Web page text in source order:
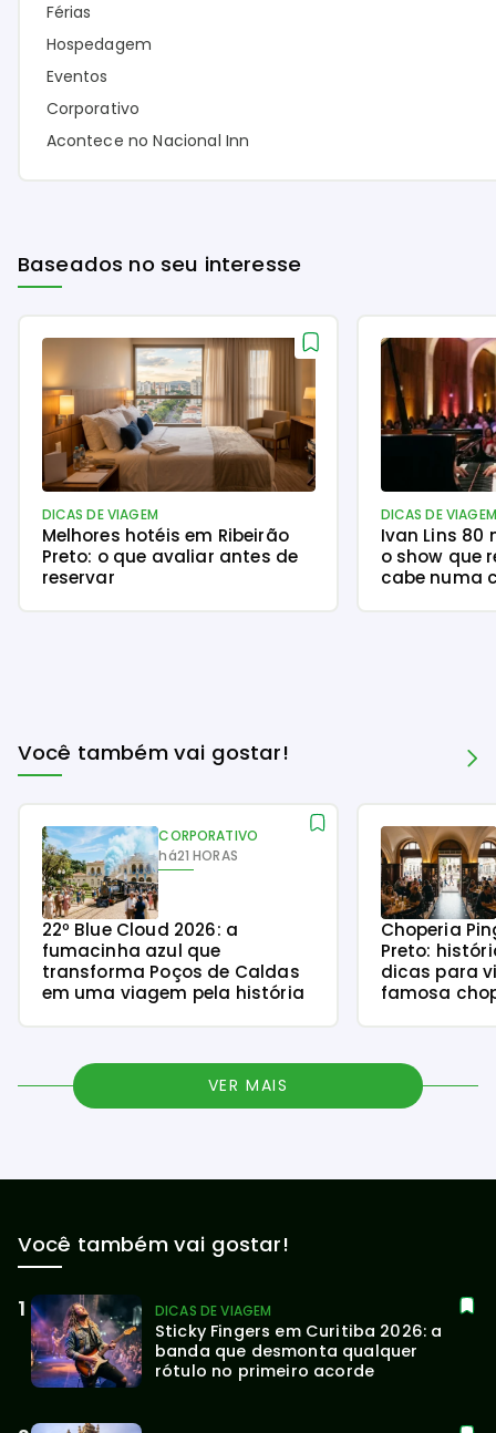
Férias
Hospedagem
Eventos
Corporativo
Acontece no Nacional Inn
Baseados no seu interesse
DICAS DE VIAGEM
Melhores hotéis em Ribeirão
Preto: o que avaliar antes de
reservar
DICAS DE VIAGEM
Ivan Lins 80
o show que
cabe numa
Você também vai gostar!
CORPORATIVO
há21 HORAS
22º Blue Cloud 2026: a
fumacinha azul que
transforma Poços de Caldas
em uma viagem pela história
Choperia
Preto:
dicas para
famosa
VER MAIS
Você também vai gostar!
DICAS DE VIAGEM
Sticky Fingers em Curitiba 2026: a
banda que desmonta qualquer
rótulo no primeiro acorde